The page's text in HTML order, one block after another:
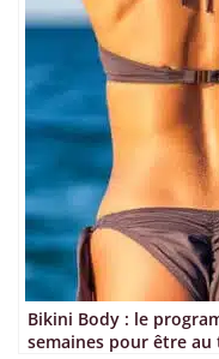
Bikini Body : le
semaines pour être